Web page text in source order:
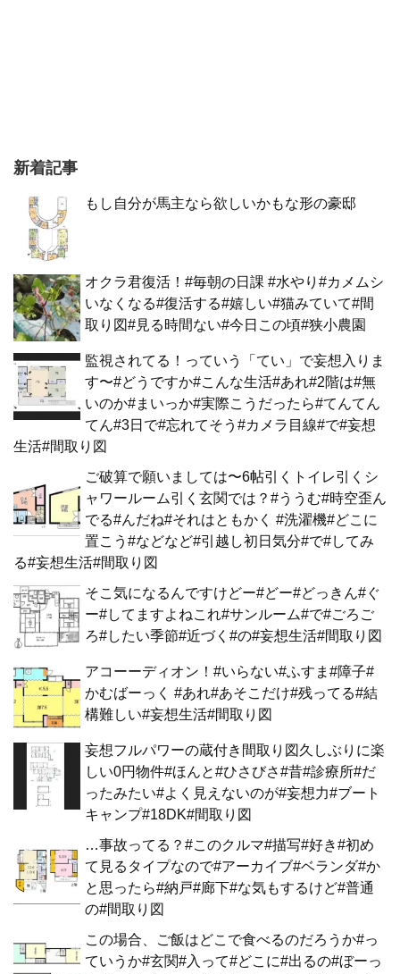
新着記事
もし自分が馬主なら欲しいかもな形の豪邸
オクラ君復活！#毎朝の日課 #水やり#カメムシ
いなくなる#復活する#嬉しい#猫みていて#間
取り図#見る時間ない#今日この頃#狭小農園
監視されてる！っていう「てい」で妄想入りま
す〜#どうですか#こんな生活#あれ#2階は#無
いのか#まいっか#実際こうだったら#てんてん
てん#3日で#忘れてそう#カメラ目線#で#妄想
生活#間取り図
ご破算で願いましては〜6帖引くトイレ引くシ
ャワールーム引く玄関では？#ううむ#時空歪ん
でる#んだね#それはともかく #洗濯機#どこに
置こう#などなど#引越し初日気分#で#してみ
る#妄想生活#間取り図
そこ気になるんですけどー#どー#どっきん#ぐ
ー#してますよねこれ#サンルーム#で#ごろご
ろ#したい季節#近づく#の#妄想生活#間取り図
アコーーディオン！#いらない#ふすま#障子#
かむばーっく #あれ#あそこだけ#残ってる#結
構難しい#妄想生活#間取り図
妄想フルパワーの蔵付き間取り図久しぶりに楽
しい0円物件#ほんと#ひさびさ#昔#診療所#だ
ったみたい#よく見えないのが#妄想力#ブート
キャンプ#18DK#間取り図
…事故ってる？#このクルマ#描写#好き#初め
て見るタイプなので#アーカイブ#ベランダ#か
と思ったら#納戸#廊下#な気もするけど#普通
の#間取り図
この場合、ご飯はどこで食べるのだろうか#っ
ていうか#玄関#入って#どこに#出るの#ぼーっ